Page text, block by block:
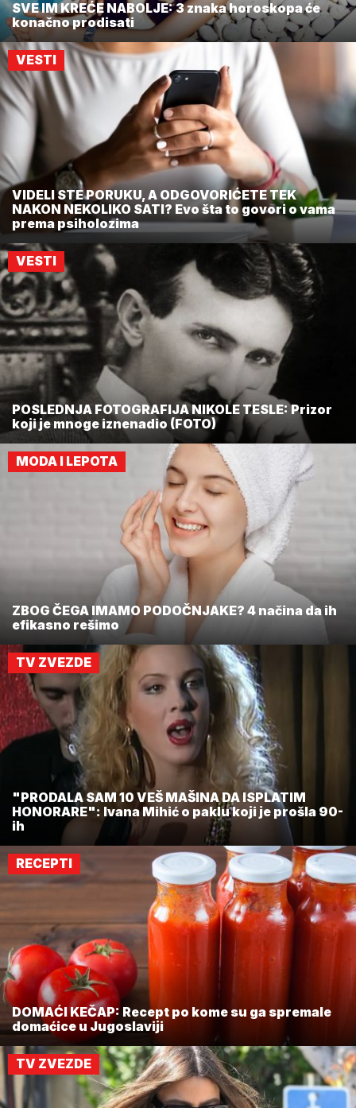
SVE IM KREĆE NABOLJE: 3 znaka horoskopa će
konačno prodisati
VESTI
VIDELI STE PORUKU, A ODGOVORIĆETE TEK
NAKON NEKOLIKO SATI? Evo šta to govori o vama
prema psiholozima
VESTI
POSLEDNJA FOTOGRAFIJA NIKOLE TESLE: Prizor
koji je mnoge iznenadio (FOTO)
MODA I LEPOTA
ZBOG ČEGA IMAMO PODOČNJAKE? 4 načina da ih
efikasno rešimo
TV ZVEZDE
"PRODALA SAM 10 VEŠ MAŠINA DA ISPLATIM
HONORARE": Ivana Mihić o paklu koji je prošla 90-
ih
RECEPTI
DOMAĆI KEČAP: Recept po kome su ga spremale
domaćice u Jugoslaviji
TV ZVEZDE